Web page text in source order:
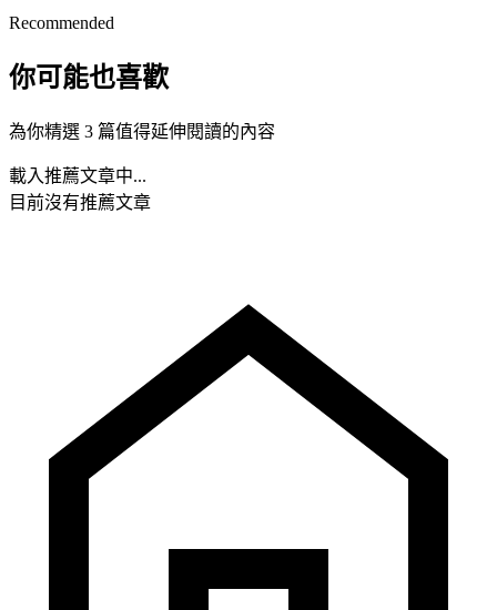
Recommended
你可能也喜歡
為你精選 3 篇值得延伸閱讀的內容
載入推薦文章中...
目前沒有推薦文章